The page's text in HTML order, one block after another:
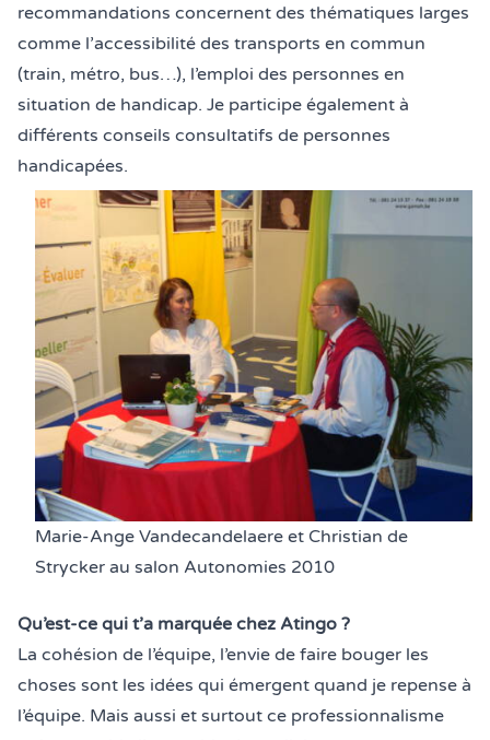
recommandations concernent des thématiques larges
comme l’accessibilité des transports en commun
(train, métro, bus…), l’emploi des personnes en
situation de handicap. Je participe également à
différents conseils consultatifs de personnes
handicapées.
Légende de la photo :
Marie-Ange Vandecandelaere et Christian de
Strycker au salon Autonomies 2010
Qu’est-ce qui t’a marquée chez Atingo ?
La cohésion de l’équipe, l’envie de faire bouger les
choses sont les idées qui émergent quand je repense à
l’équipe. Mais aussi et surtout ce professionnalisme